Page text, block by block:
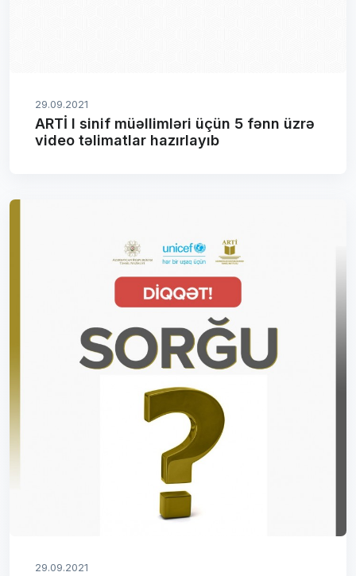
29.09.2021
ARTİ I sinif müəllimləri üçün 5 fənn üzrə
video təlimatlar hazırlayıb
29.09.2021